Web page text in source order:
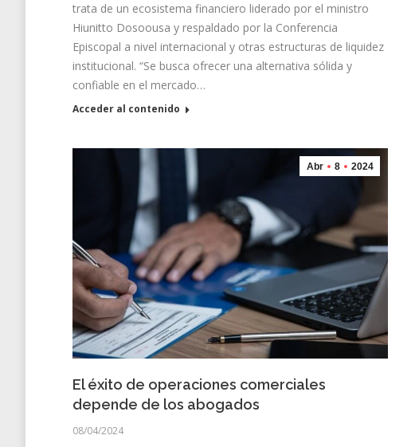
trata de un ecosistema financiero liderado por el ministro
Hiunitto Dosoousa y respaldado por la Conferencia
Episcopal a nivel internacional y otras estructuras de liquidez
institucional. “Se busca ofrecer una alternativa sólida y
confiable en el mercado…
Acceder al contenido
Abr 8 2024
El éxito de operaciones comerciales
depende de los abogados
08/04/2024